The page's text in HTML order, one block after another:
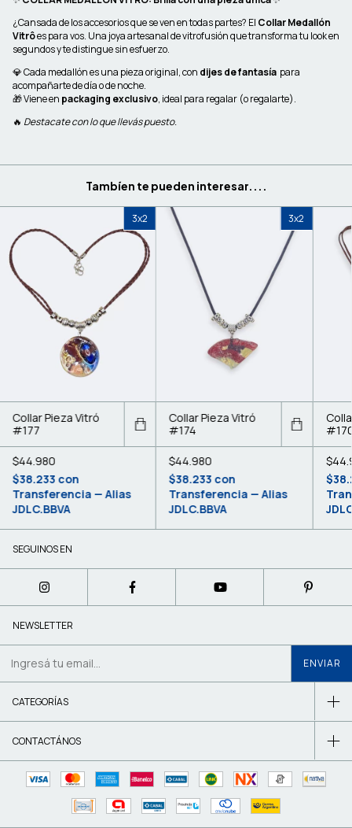
¿Cansada de los accesorios que se ven en todas partes? El Collar Medallón
Vitrôes para vos. Una joya artesanal de vitrofusión que transforma tu look en
segundos y te distingue sin esfuerzo.
💎 Cada medallón es una pieza original, con dijes de fantasía para
acompañarte de día o de noche.
🎁 Viene en packaging exclusivo, ideal para regalar (o regalarte).
🔥 Destacate con lo que llevás puesto.
Tambíen te pueden interesar....
3x2
Collar Pieza Vitró
#177
$44.980
$38.233 con
Transferencia — Alias
JDLC.BBVA
3x2
Collar Pieza Vitró
#174
$44.980
$38.233con
Transferencia — Alias
JDLC.BBVA
SEGUINOS EN
NEWSLETTER
CATEGORÍAS
CONTACTÁNOS